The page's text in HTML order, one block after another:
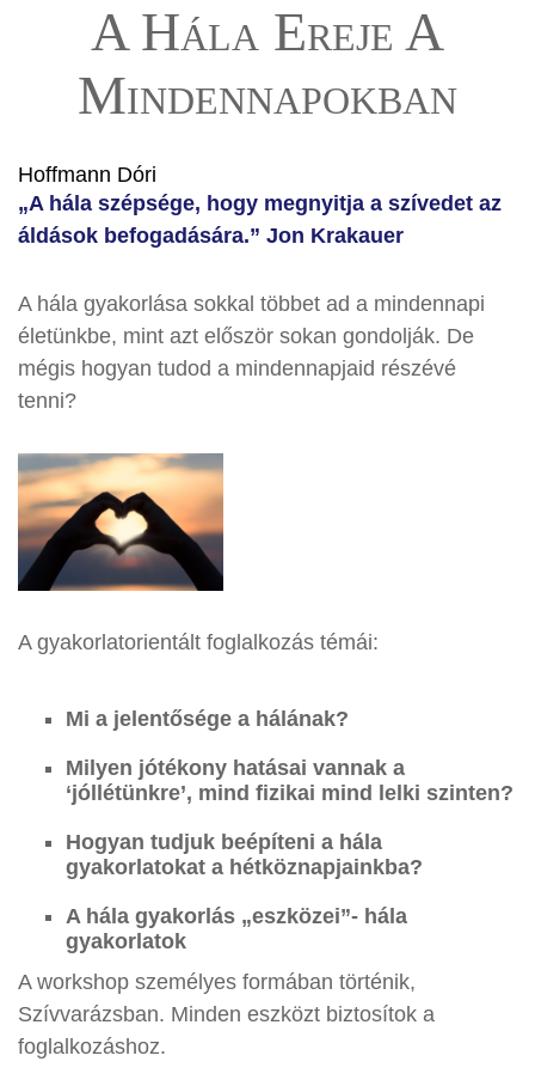
A Hála Ereje A
Mindennapokban
Hoffmann Dóri
„A hála szépsége, hogy megnyitja a szívedet az
áldások befogadására.” Jon Krakauer
A hála gyakorlása sokkal többet ad a mindennapi
életünkbe, mint azt először sokan gondolják. De
mégis hogyan tudod a mindennapjaid részévé
tenni?
A gyakorlatorientált foglalkozás témái:
Mi a jelentősége a hálának?
Milyen jótékony hatásai vannak a
‘jóllétünkre’, mind fizikai mind lelki szinten?
Hogyan tudjuk beépíteni a hála
gyakorlatokat a hétköznapjainkba?
A hála gyakorlás „eszközei”- hála
gyakorlatok
A workshop személyes formában történik,
Szívvarázsban. Minden eszközt biztosítok a
foglalkozáshoz.